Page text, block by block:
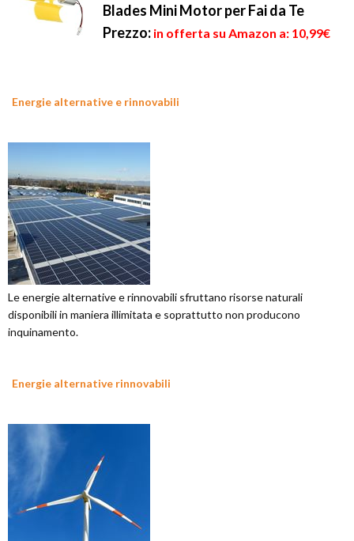
Blades Mini Motor per Fai da Te
Prezzo: in offerta su Amazon a: 10,99€
Energie alternative e rinnovabili
Le energie alternative e rinnovabili sfruttano risorse naturali
disponibili in maniera illimitata e soprattutto non producono
inquinamento.
Energie alternative rinnovabili